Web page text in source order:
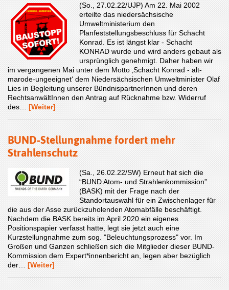
(So., 27.02.22/UJP) Am 22. Mai 2002
erteilte das niedersächsische
Umweltministerium den
Planfeststellungsbeschluss für Schacht
Konrad. Es ist längst klar - Schacht
KONRAD wurde und wird anders gebaut als
ursprünglich genehmigt. Daher haben wir
im vergangenen Mai unter dem Motto ‚Schacht Konrad - alt-
marode-ungeeignet‘ dem Niedersächsischen Umweltminister Olaf
Lies in Begleitung unserer BündnispartnerInnen und deren
RechtsanwältInnen den Antrag auf Rücknahme bzw. Widerruf
des… [Weiter]
BUND-Stellungnahme fordert mehr
Strahlenschutz
(Sa., 26.02.22/SW) Erneut hat sich die
“BUND Atom- und Strahlenkommission”
(BASK) mit der Frage nach der
Standortauswahl für ein Zwischenlager für
die aus der Asse zurückzuholenden Atomabfälle beschäftigt.
Nachdem die BASK bereits im April 2020 ein eigenes
Positionspapier verfasst hatte, legt sie jetzt auch eine
Kurzstellungnahme zum sog. "Beleuchtungsprozess" vor. Im
Großen und Ganzen schließen sich die Mitglieder dieser BUND-
Kommission dem Expert*innenbericht an, legen aber bezüglich
der… [Weiter]